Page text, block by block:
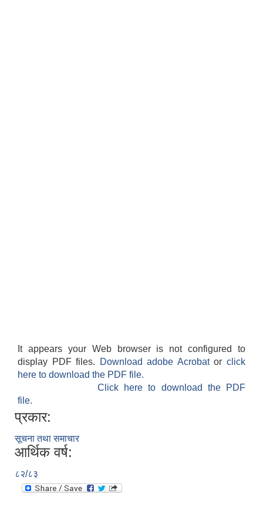
It appears your Web browser is not configured to
display PDF files.
Download adobe Acrobatorclick
here to download the PDF file.
Click here to download the PDF
file.
प्रकार:
सूचना तथा समाचार
आर्थिक वर्ष:
८२/८३